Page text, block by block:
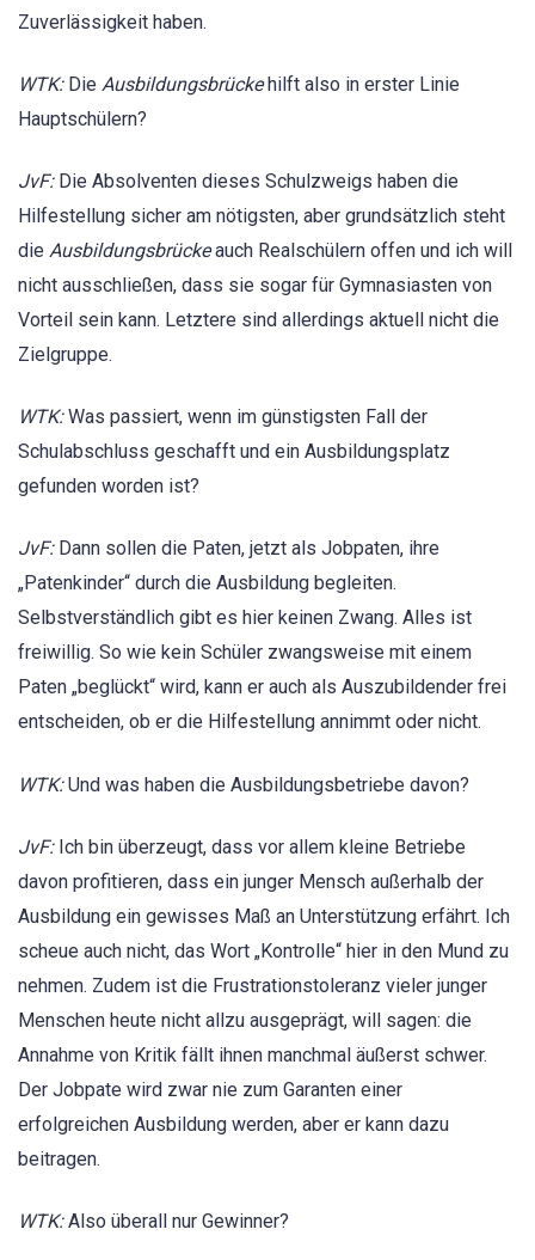
Zuverlässigkeit haben.
WTK: Die Ausbildungsbrückehilft also in erster Linie
Hauptschülern?
JvF: Die Absolventen dieses Schulzweigs haben die
Hilfestellung sicher am nötigsten, aber grundsätzlich steht
die Ausbildungsbrückeauch Realschülern offen und ich will
nicht ausschließen, dass sie sogar für Gymnasiasten von
Vorteil sein kann. Letztere sind allerdings aktuell nicht die
Zielgruppe.
WTK:Was passiert, wenn im günstigsten Fall der
Schulabschluss geschafft und ein Ausbildungsplatz
gefunden worden ist?
JvF: Dann sollen die Paten, jetzt als Jobpaten, ihre
„Patenkinder“ durch die Ausbildung begleiten.
Selbstverständlich gibt es hier keinen Zwang. Alles ist
freiwillig. So wie kein Schüler zwangsweise mit einem
Paten „beglückt“ wird, kann er auch als Auszubildender frei
entscheiden, ob er die Hilfestellung annimmt oder nicht.
WTK:Und was haben die Ausbildungsbetriebe davon?
JvF: Ich bin überzeugt, dass vor allem kleine Betriebe
davon profitieren, dass ein junger Mensch außerhalb der
Ausbildung ein gewisses Maß an Unterstützung erfährt. Ich
scheue auch nicht, das Wort „Kontrolle“ hier in den Mund zu
nehmen. Zudem ist die Frustrationstoleranz vieler junger
Menschen heute nicht allzu ausgeprägt, will sagen: die
Annahme von Kritik fällt ihnen manchmal äußerst schwer.
Der Jobpate wird zwar nie zum Garanten einer
erfolgreichen Ausbildung werden, aber er kann dazu
beitragen.
WTK:Also überall nur Gewinner?